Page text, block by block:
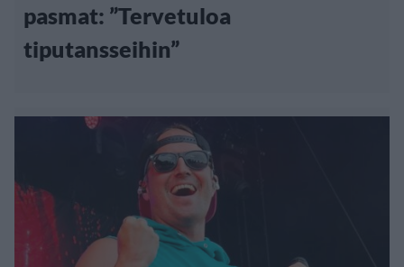
pasmat: ”Tervetuloa
tiputansseihin”